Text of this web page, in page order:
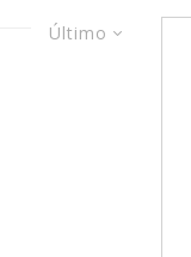
Último